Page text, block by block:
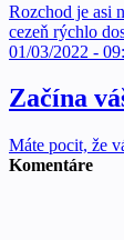
Rozchod je asi
cezeň rýchlo
01/03/2022 -
Začína
Máte pocit, že
Komentáre